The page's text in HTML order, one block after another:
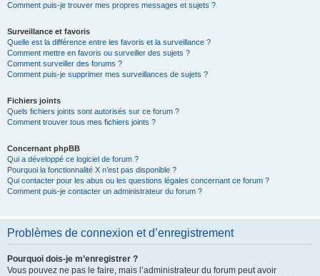
Comment puis-je trouver mes propres messages et sujets ?
Surveillance et favoris
Quelle est la différence entre les favoris et la surveillance ?
Comment mettre en favoris ou surveiller des sujets ?
Comment surveiller des forums ?
Comment puis-je supprimer mes surveillances de sujets ?
Fichiers joints
Quels fichiers joints sont autorisés sur ce forum ?
Comment trouver tous mes fichiers joints ?
Concernant phpBB
Qui a développé ce logiciel de forum ?
Pourquoi la fonctionnalité X n’est pas disponible ?
Qui contacter pour les abus ou les questions légales concernant ce forum ?
Comment puis-je contacter un administrateur du forum ?
Problèmes de connexion et d’enregistrement
Pourquoi dois-je m’enregistrer ?
Vous pouvez ne pas le faire, mais l’administrateur du forum peut avoir